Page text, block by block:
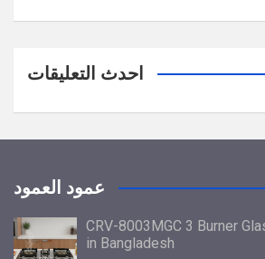
احدث التعليقات
عمود العمود
CRV-8003MGC 3 Burner
in Bangladesh